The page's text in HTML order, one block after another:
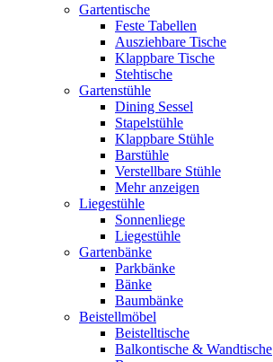
Gartentische
Feste Tabellen
Ausziehbare Tische
Klappbare Tische
Stehtische
Gartenstühle
Dining Sessel
Stapelstühle
Klappbare Stühle
Barstühle
Verstellbare Stühle
Mehr anzeigen
Liegestühle
Sonnenliege
Liegestühle
Gartenbänke
Parkbänke
Bänke
Baumbänke
Beistellmöbel
Beistelltische
Balkontische & Wandtische